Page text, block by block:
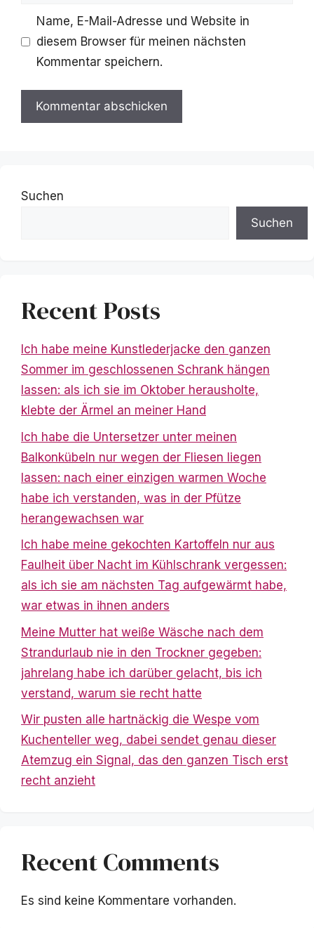
Name, E-Mail-Adresse und Website in
diesem Browser für meinen nächsten
Kommentar speichern.
Suchen
Suchen
Recent Posts
Ich habe meine Kunstlederjacke den ganzen
Sommer im geschlossenen Schrank hängen
lassen: als ich sie im Oktober herausholte,
klebte der Ärmel an meiner Hand
Ich habe die Untersetzer unter meinen
Balkonkübeln nur wegen der Fliesen liegen
lassen: nach einer einzigen warmen Woche
habe ich verstanden, was in der Pfütze
herangewachsen war
Ich habe meine gekochten Kartoffeln nur aus
Faulheit über Nacht im Kühlschrank vergessen:
als ich sie am nächsten Tag aufgewärmt habe,
war etwas in ihnen anders
Meine Mutter hat weiße Wäsche nach dem
Strandurlaub nie in den Trockner gegeben:
jahrelang habe ich darüber gelacht, bis ich
verstand, warum sie recht hatte
Wir pusten alle hartnäckig die Wespe vom
Kuchenteller weg, dabei sendet genau dieser
Atemzug ein Signal, das den ganzen Tisch erst
recht anzieht
Recent Comments
Es sind keine Kommentare vorhanden.